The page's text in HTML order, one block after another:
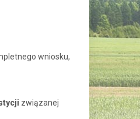
wniosku,
związanej